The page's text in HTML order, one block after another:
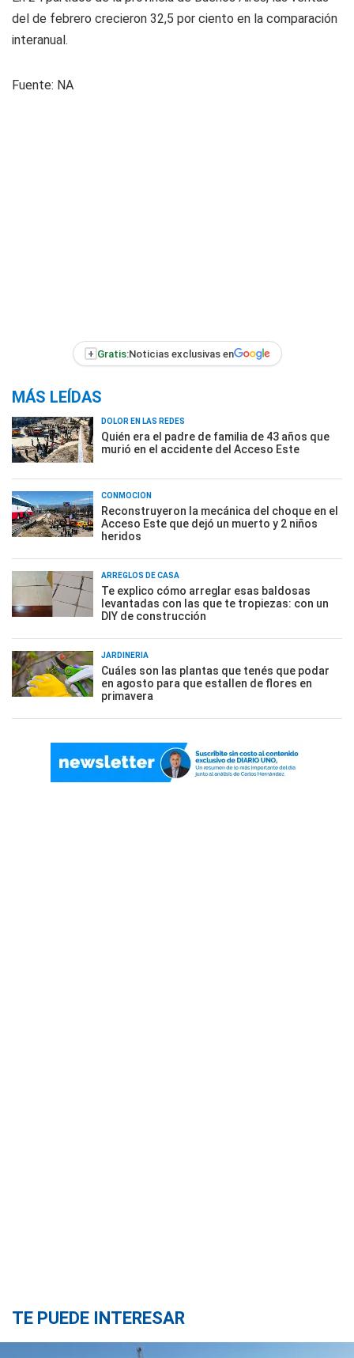
del de febrero crecieron 32,5 por ciento en la comparación
interanual.
Fuente: NA
+ Gratis:Noticias exclusivas en
MÁS LEÍDAS
DOLOR EN LAS REDES
Quién era el padre de familia de 43 años que
murió en el accidente del Acceso Este
CONMOCIÓN
Reconstruyeron la mecánica del choque en el
Acceso Este que dejó un muerto y 2 niños
heridos
ARREGLOS DE CASA
Te explico cómo arreglar esas baldosas
levantadas con las que te tropiezas: con un
DIY de construcción
JARDINERÍA
Cuáles son las plantas que tenés que podar
en agosto para que estallen de flores en
primavera
TE PUEDE INTERESAR